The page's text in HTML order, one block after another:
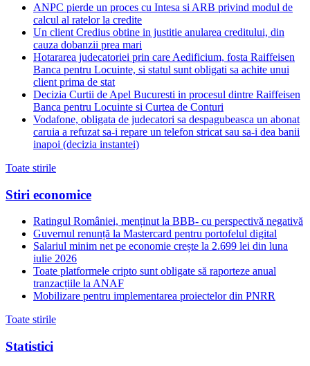
ANPC pierde un proces cu Intesa si ARB privind modul de
calcul al ratelor la credite
Un client Credius obtine in justitie anularea creditului, din
cauza dobanzii prea mari
Hotararea judecatoriei prin care Aedificium, fosta Raiffeisen
Banca pentru Locuinte, si statul sunt obligati sa achite unui
client prima de stat
Decizia Curtii de Apel Bucuresti in procesul dintre Raiffeisen
Banca pentru Locuinte si Curtea de Conturi
Vodafone, obligata de judecatori sa despagubeasca un abonat
caruia a refuzat sa-i repare un telefon stricat sau sa-i dea banii
inapoi (decizia instantei)
Toate stirile
Stiri economice
Ratingul României, menținut la BBB- cu perspectivă negativă
Guvernul renunță la Mastercard pentru portofelul digital
Salariul minim net pe economie crește la 2.699 lei din luna
iulie 2026
Toate platformele cripto sunt obligate să raporteze anual
tranzacțiile la ANAF
Mobilizare pentru implementarea proiectelor din PNRR
Toate stirile
Statistici